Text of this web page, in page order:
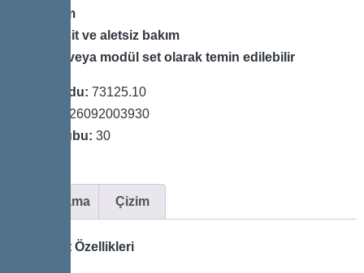
dönüşüm
Hızlı, basit ve aletsiz bakım
Tam set veya modül set olarak temin edilebilir
Ürün Kodu: 73125.10
4026092003930
Fiyat Grubu: 30
Açıklama Çizim
Varyant Özellikleri